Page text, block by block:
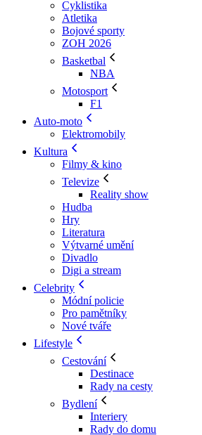
Cyklistika
Atletika
Bojové sporty
ZOH 2026
Basketbal
NBA
Motosport
F1
Auto-moto
Elektromobily
Kultura
Filmy & kino
Televize
Reality show
Hudba
Hry
Literatura
Výtvarné umění
Divadlo
Digi a stream
Celebrity
Módní policie
Pro pamětníky
Nové tváře
Lifestyle
Cestování
Destinace
Rady na cesty
Bydlení
Interiery
Rady do domu